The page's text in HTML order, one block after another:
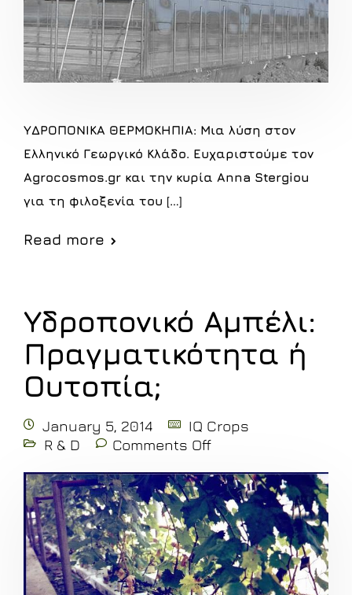
ΥΔΡΟΠΟΝΙΚΑ ΘΕΡΜΟΚΗΠΙΑ: Μια λύση στον
Ελληνικό Γεωργικό Κλάδο. Ευχαριστούμε τον
Agrocosmos.gr και την κυρία Anna Stergiou
για τη φιλοξενία του […]
Read more
Υδροπονικό Αμπέλι:
Πραγματικότητα ή
Ουτοπία;
January 5, 2014
IQ Crops
R & D
Comments Off